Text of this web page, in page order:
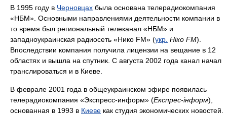
В 1995 году в Черновцах была основана телерадиокомпания
«НБМ». Основными направлениями деятельности компании в
то время был региональный телеканал «НБМ» и
западноукраинская радиосеть «Нико FM» (укр. Ніко FM).
Впоследствии компания получила лицензии на вещание в 12
областях и вышла на спутник. С августа 2002 года канал начал
транслироваться и в Киеве.
В феврале 2001 года в общеукраинском эфире появилась
телерадиокомпания «Экспресс-информ» (Експрес-інформ),
основанная в 1993 в Киеве как студия экономических новостей.